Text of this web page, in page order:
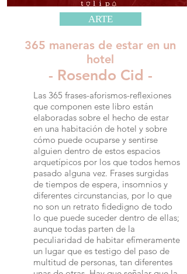
ARTE
365 maneras de estar en un
hotel
- Rosendo Cid -
Las 365 frases-aforismos-reflexiones
que componen este libro están
elaboradas sobre el hecho de estar
en una habitación de hotel y sobre
cómo puede ocuparse y sentirse
alguien dentro de estos espacios
arquetípicos por los que todos hemos
pasado alguna vez. Frases surgidas
de tiempos de espera, insomnios y
diferentes circunstancias, por lo que
no son un retrato fidedigno de todo
lo que puede suceder dentro de ellas;
aunque todas parten de la
peculiaridad de habitar efímeramente
un lugar que es testigo del paso de
multitud de personas, tan diferentes